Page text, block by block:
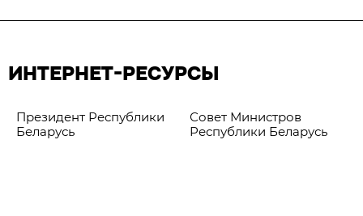
ИНТЕРНЕТ-РЕСУРСЫ
Президент Республики
Беларусь
Совет Министров
Республики Беларусь